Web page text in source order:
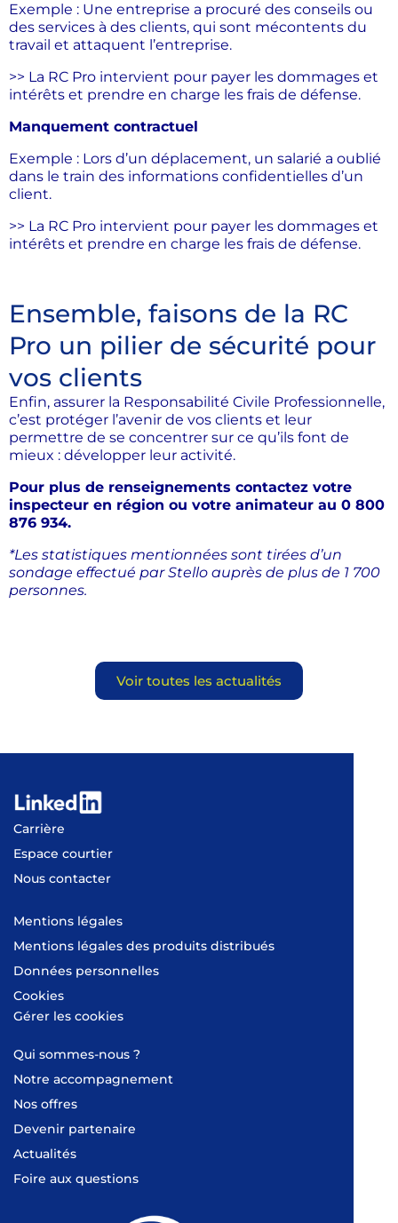
Exemple : Une entreprise a procuré des conseils ou
des services à des clients, qui sont mécontents du
travail et attaquent l’entreprise.
>> La RC Pro intervient pour payer les dommages et
intérêts et prendre en charge les frais de défense.
Manquement contractuel
Exemple : Lors d’un déplacement, un salarié a oublié
dans le train des informations confidentielles d’un
client.
>> La RC Pro intervient pour payer les dommages et
intérêts et prendre en charge les frais de défense.
Ensemble, faisons de la RC
Pro un pilier de sécurité pour
vos clients
Enfin, assurer la Responsabilité Civile Professionnelle,
c’est protéger l’avenir de vos clients et leur
permettre de se concentrer sur ce qu’ils font de
mieux : développer leur activité.
Pour plus de renseignements contactez votre
inspecteur en région ou votre animateur au 0 800
876 934.
*Les statistiques mentionnées sont tirées d’un
sondage effectué par Stello auprès de plus de 1 700
personnes.
Voir toutes les actualités
Qui sommes-nous ?
Notre accompagnement
Nos offres
Devenir partenaire
Actualités
Foire aux questions
Mentions légales
Mentions légales des produits distribués
Données personnelles
Cookies
Gérer les cookies
Carrière
Espace courtier
Nous contacter